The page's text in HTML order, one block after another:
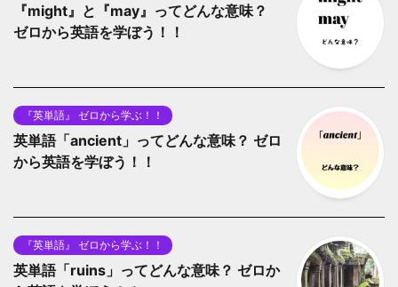
『might』と『may』ってどんな意味？
ゼロから英語を学ぼう！！
『英単語』 ゼロから学ぶ！！
英単語「ancient」ってどんな意味？ ゼロ
から英語を学ぼう！！
『英単語』 ゼロから学ぶ！！
英単語「ruins」ってどんな意味？ ゼロか